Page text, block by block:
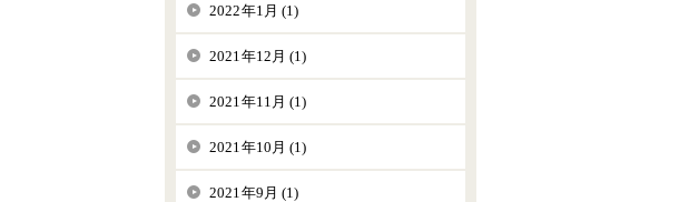
2022年1月 (1)
2021年12月 (1)
2021年11月 (1)
2021年10月 (1)
2021年9月 (1)